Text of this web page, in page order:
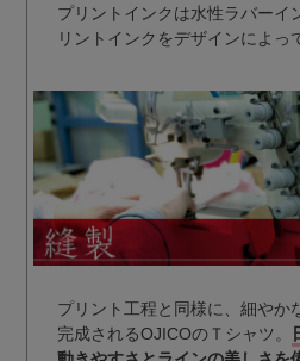
プリントインクは水性ラバーイ
リントインクをデザインによっ
プリント工程と同様に、細やか
完成されるOJICOのＴシャツ。